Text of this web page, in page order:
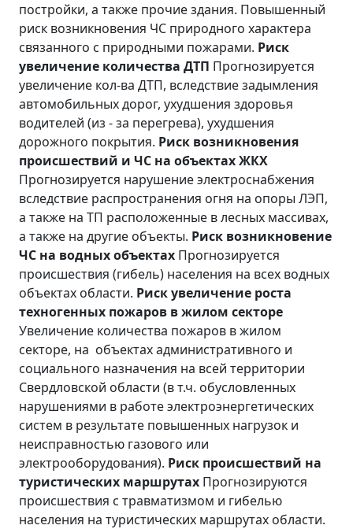
постройки, а также прочие здания. Повышенный
риск возникновения ЧС природного характера
связанного с природными пожарами. Риск
увеличение количества ДТП Прогнозируется
увеличение кол-ва ДТП, вследствие задымления
автомобильных дорог, ухудшения здоровья
водителей (из - за перегрева), ухудшения
дорожного покрытия. Риск возникновения
происшествий и ЧС на объектах ЖКХ
Прогнозируется нарушение электроснабжения
вследствие распространения огня на опоры ЛЭП,
а также на ТП расположенные в лесных массивах,
а также на другие объекты. Риск возникновение
ЧС на водных объектах Прогнозируется
происшествия (гибель) населения на всех водных
объектах области. Риск увеличение роста
техногенных пожаров в жилом секторе
Увеличение количества пожаров в жилом
секторе, на объектах административного и
социального назначения на всей территории
Свердловской области (в т.ч. обусловленных
нарушениями в работе электроэнергетических
систем в результате повышенных нагрузок и
неисправностью газового или
электрооборудования). Риск происшествий на
туристических маршрутах Прогнозируются
происшествия с травматизмом и гибелью
населения на туристических маршрутах области.